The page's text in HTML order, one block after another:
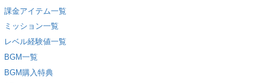
課金アイテム一覧
ミッション一覧
レベル経験値一覧
BGM一覧
BGM購入特典